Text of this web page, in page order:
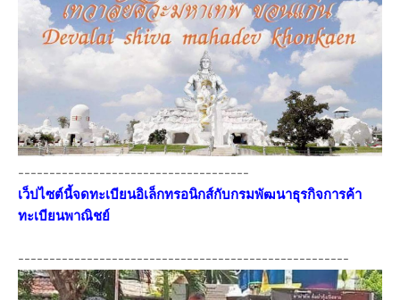
-------------------------------------
เว็ปไซต์นี้จดทะเบียนอิเล็กทรอนิกส์กับกรมพัฒนาธุรกิจการค้า
ทะเบียนพาณิชย์
-----------------------------------------------------